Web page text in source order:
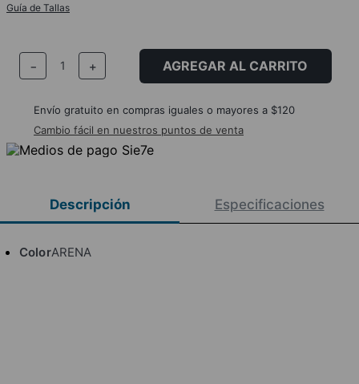
Guía de Tallas
＋
－ AGREGAR AL CARRITO
Envío gratuito en compras iguales o mayores a $120
Cambio fácil en nuestros puntos de venta
Descripción Especificaciones
ColorARENA